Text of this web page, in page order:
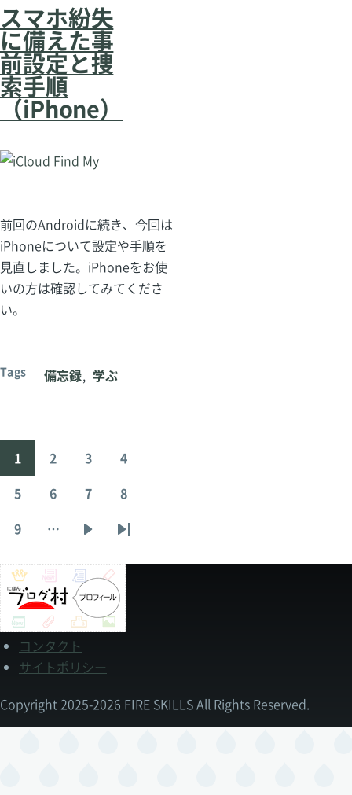
スマホ紛失
に備えた事
前設定と捜
索手順
（iPhone）
前回のAndroidに続き、今回は
iPhoneについて設定や手順を
見直しました。iPhoneをお使
いの方は確認してみてくださ
い。
Tags 備忘録 学ぶ
ペ
ー
ペ
ー
1
ペ
ー
2
ペ
ー
3
ペ
ー
4
ペ
ー
5
ペ
ー
6
ペ
ー
7
ペ
ー
8
ペ
ー
ジ
9 …
次
ペ
ー
ジ
最
終
ペ
ー
ジ
フ
ッ
コンタクト
サイトポリシー
Copyright 2025-2026 FIRE SKILLS All Rights Reserved.